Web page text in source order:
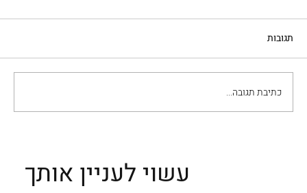
תגובות
כתיבת תגובה...
עשוי לעניין אותך